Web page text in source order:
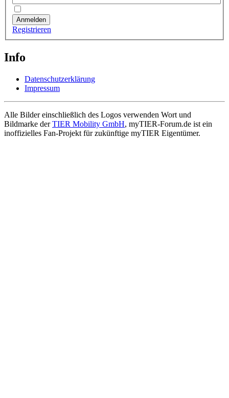
Anmelden
Registrieren
Info
Datenschutzerklärung
Impressum
Alle Bilder einschließlich des Logos verwenden Wort und
Bildmarke derTIER Mobility GmbH, myTIER-Forum.de ist ein
inoffizielles Fan-Projekt für zukünftige myTIER Eigentümer.